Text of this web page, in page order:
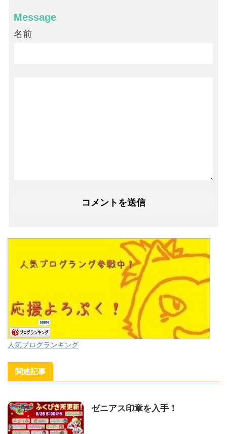
Message
名前
人気ブログランキング
関連記事
ゼニアス印章を入手！